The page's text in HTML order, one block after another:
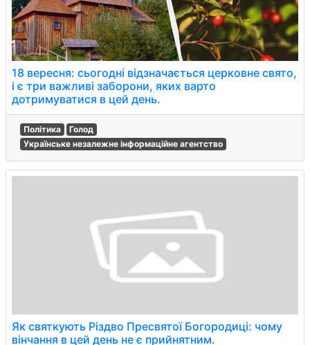
18 вересня: сьогодні відзначається церковне свято,
і є три важливі заборони, яких варто
дотримуватися в цей день.
Політика
Голод
Українське незалежне інформаційне агентство
Як святкують Різдво Пресвятої Богородиці: чому
вінчання в цей день не є прийнятним.